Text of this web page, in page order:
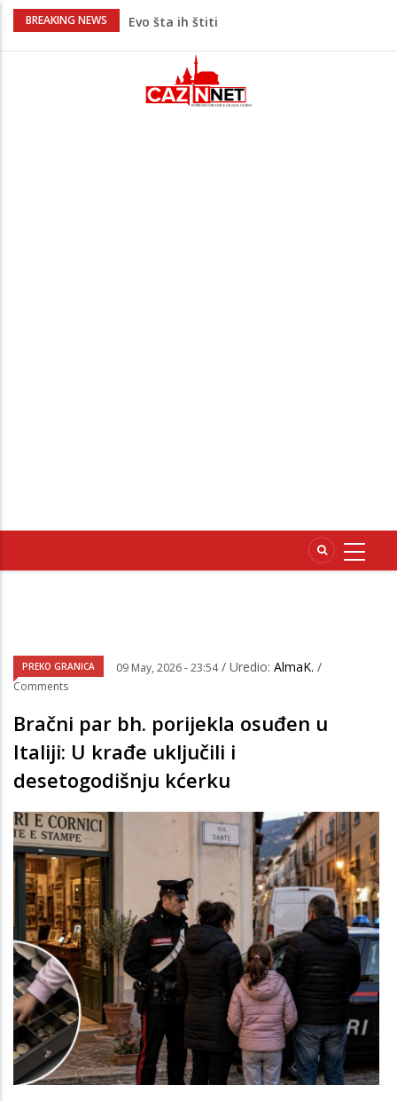
BREAKING NEWS
Krenuo u BiH sa 20 kilograma droge:
Juventus igra protiv Intera, Spaleti
razočarao navijače iz BiH
Užas: Uhapšen Italijan (45) kako
PREKO GRANICA 09 May, 2026 - 23:54 / Uredio: AlmaK. /
Comments
Bračni par bh. porijekla osuđen u
Italiji: U krađe uključili i
desetogodišnju kćerku